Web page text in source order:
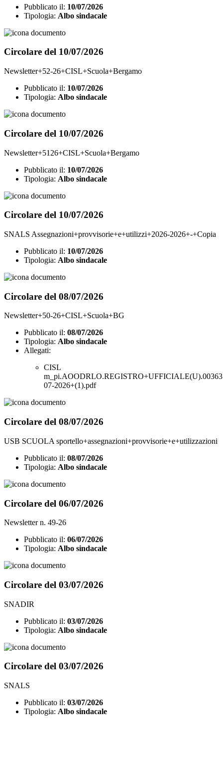
Pubblicato il: 10/07/2026
Tipologia: Albo sindacale
Circolare del 10/07/2026
Newsletter+52-26+CISL+Scuola+Bergamo
Pubblicato il: 10/07/2026
Tipologia: Albo sindacale
Circolare del 10/07/2026
Newsletter+5126+CISL+Scuola+Bergamo
Pubblicato il: 10/07/2026
Tipologia: Albo sindacale
Circolare del 10/07/2026
SNALS Assegnazioni+provvisorie+e+utilizzi+2026-2026+-+Copia
Pubblicato il: 10/07/2026
Tipologia: Albo sindacale
Circolare del 08/07/2026
Newsletter+50-26+CISL+Scuola+BG
Pubblicato il: 08/07/2026
Tipologia: Albo sindacale
Allegati:
CISL
07-2026+(1).pdf
Circolare del 08/07/2026
USB SCUOLA sportello+assegnazioni+provvisorie+e+utilizzazioni
Pubblicato il: 08/07/2026
Tipologia: Albo sindacale
Circolare del 06/07/2026
Newsletter n. 49-26
Pubblicato il: 06/07/2026
Tipologia: Albo sindacale
Circolare del 03/07/2026
SNADIR
Pubblicato il: 03/07/2026
Tipologia: Albo sindacale
Circolare del 03/07/2026
SNALS
Pubblicato il: 03/07/2026
Tipologia: Albo sindacale